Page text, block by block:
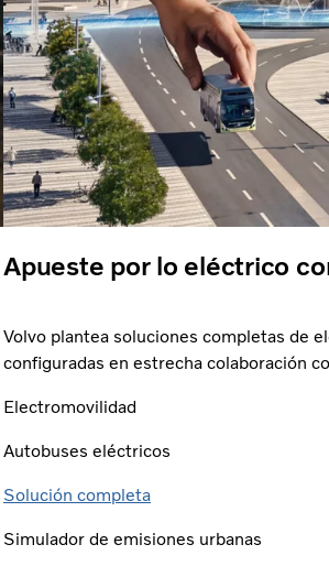
Apueste por lo eléctrico
Volvo plantea soluciones completas de
configuradas en estrecha colaboración
Electromovilidad
Autobuses eléctricos
Solución completa
Simulador de emisiones urbanas